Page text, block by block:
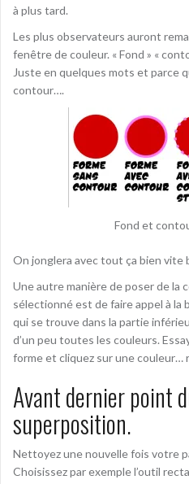
à plus tard.
Les plus observateurs auront
fenêtre de couleur. « Fond » «
Juste en quelques mots et parce
contour….
Fond et
On jonglera avec tout ça bien vite
Une autre manière de poser de la
sélectionné est de faire appel à la
qui se trouve dans la partie
d’un peu toutes les couleurs.
forme et cliquez sur une couleur…
Avant dernier point
superposition.
Nettoyez une nouvelle fois votre
Choisissez par exemple l’outil